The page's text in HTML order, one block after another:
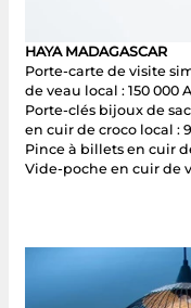
HAYA MADAGASCAR
Porte-carte de visite
de veau local : 150 000
Porte-clés bijoux de
en cuir de croco local :
Pince à billets en cuir
Vide-poche en cuir de